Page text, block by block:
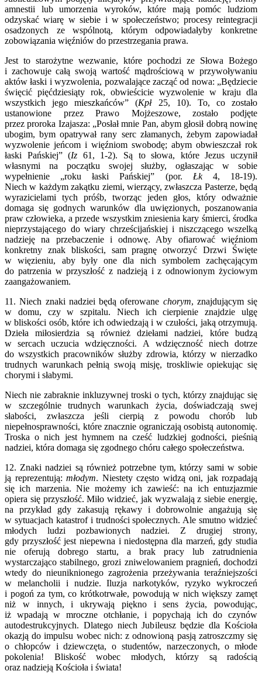
amnestii lub umorzenia wyroków, które mają pomóc ludziom
odzyskać wiarę w siebie i w społeczeństwo; procesy reintegracji
osadzonych ze wspólnotą, którym odpowiadałyby konkretne
zobowiązania więźniów do przestrzegania prawa.
Jest to starożytne wezwanie, które pochodzi ze Słowa Bożego
i zachowuje całą swoją wartość mądrościową w przywoływaniu
aktów łaski i wyzwolenia, pozwalające zacząć od nowa: „Będziecie
święcić pięćdziesiąty rok, obwieścicie wyzwolenie w kraju dla
wszystkich jego mieszkańców” (Kpł25, 10). To, co zostało
ustanowione przez Prawo Mojżeszowe, zostało podjęte
przez proroka Izajasza: „Posłał mnie Pan, abym głosił dobrą nowinę
ubogim, bym opatrywał rany serc złamanych, żebym zapowiadał
wyzwolenie jeńcom i więźniom swobodę; abym obwieszczał rok
łaski Pańskiej” (Iz 61, 1-2). Są to słowa, które Jezus uczynił
własnymi na początku swojej służby, ogłaszając w sobie
wypełnienie „roku łaski Pańskiej” (por. Łk4, 18-19).
Niech w każdym zakątku ziemi, wierzący, zwłaszcza Pasterze, będą
wyrazicielami tych próśb, tworząc jeden głos, który odważnie
domaga się godnych warunków dla uwięzionych, poszanowania
praw człowieka, a przede wszystkim zniesienia kary śmierci, środka
nieprzystającego do wiary chrześcijańskiej i niszczącego wszelką
nadzieję na przebaczenie i odnowę. Aby ofiarować więźniom
konkretny znak bliskości, sam pragnę otworzyć Drzwi Święte
w więzieniu, aby były one dla nich symbolem zachęcającym
do patrzenia w przyszłość z nadzieją i z odnowionym życiowym
zaangażowaniem.
11. Niech znaki nadziei będą oferowane chorym, znajdującym się
w domu, czy w szpitalu. Niech ich cierpienie znajdzie ulgę
w bliskości osób, które ich odwiedzają i w czułości, jaką otrzymują.
Dzieła miłosierdzia są również dziełami nadziei, które budzą
w sercach uczucia wdzięczności. A wdzięczność niech dotrze
do wszystkich pracowników służby zdrowia, którzy w nierzadko
trudnych warunkach pełnią swoją misję, troskliwie opiekując się
chorymi i słabymi.
Niech nie zabraknie inkluzywnej troski o tych, którzy znajdując się
w szczególnie trudnych warunkach życia, doświadczają swej
słabości, zwłaszcza jeśli cierpią z powodu chorób lub
niepełnosprawności, które znacznie ograniczają osobistą autonomię.
Troska o nich jest hymnem na cześć ludzkiej godności, pieśnią
nadziei, która domaga się zgodnego chóru całego społeczeństwa.
12. Znaki nadziei są również potrzebne tym, którzy sami w sobie
ją reprezentują: młodym. Niestety często widzą oni, jak rozpadają
się ich marzenia. Nie możemy ich zawieść: na ich entuzjazmie
opiera się przyszłość. Miło widzieć, jak wyzwalają z siebie energię,
na przykład gdy zakasują rękawy i dobrowolnie angażują się
w sytuacjach katastrof i trudności społecznych. Ale smutno widzieć
młodych ludzi pozbawionych nadziei. Z drugiej strony,
gdy przyszłość jest niepewna i niedostępna dla marzeń, gdy studia
nie oferują dobrego startu, a brak pracy lub zatrudnienia
wystarczająco stabilnego, grozi zniwelowaniem pragnień, dochodzi
wtedy do nieuniknionego zagrożenia przeżywania teraźniejszości
w melancholii i nudzie. Iluzja narkotyków, ryzyko wykroczeń
i pogoń za tym, co krótkotrwałe, powodują w nich większy zamęt
niż w innych, i ukrywają piękno i sens życia, powodując,
iż wpadają w mroczne otchłanie, i popychają ich do czynów
autodestrukcyjnych. Dlatego niech Jubileusz będzie dla Kościoła
okazją do impulsu wobec nich: z odnowioną pasją zatroszczmy się
o chłopców i dziewczęta, o studentów, narzeczonych, o młode
pokolenia! Bliskość wobec młodych, którzy są radością
oraz nadzieją Kościoła i świata!